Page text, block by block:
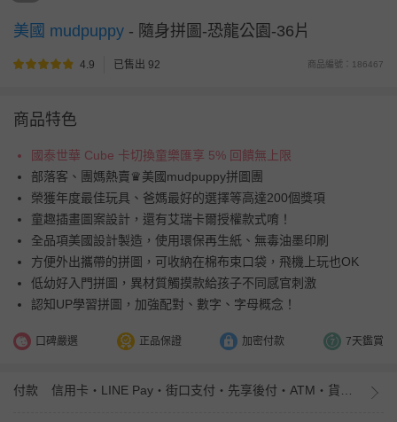
美國 mudpuppy - 隨身拼圖-恐龍公園-36片
4.9 已售出 92 商品編號：186467
商品特色
國泰世華 Cube 卡切換童樂匯享 5% 回饋無上限
部落客、團媽熱賣♛美國mudpuppy拼圖團
榮獲年度最佳玩具、爸媽最好的選擇等高達200個獎項
童趣插畫圖案設計，還有艾瑞卡爾授權款式唷！
全品項美國設計製造，使用環保再生紙、無毒油墨印刷
方便外出攜帶的拼圖，可收納在棉布束口袋，飛機上玩也OK
低幼好入門拼圖，異材質觸摸款給孩子不同感官刺激
認知UP學習拼圖，加強配對、數字、字母概念！
口碑嚴選 正品保證 加密付款 7天鑑賞
付款